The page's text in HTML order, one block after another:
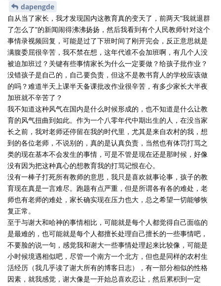
dapengde
自从当了家长，我才发现国内这教育真的变天了，前两天“我就退群
了怎么了”的新闻闹得沸沸扬扬，然后我看到有个人民教师针对这个
事情录视频回复，可能是过了下班时间了刚开完会，反正意思就是
满腹委屈很辛苦，我不禁在想，这年代谁不会加班啊，有几个人没
被迫加班过？关键有些事情家长为什么一定要做？给孩子批作业？
没错孩子是自己的，自己要负责，但这不是教书育人的学校应该做
的吗？难道半天上课半天备课批改作业很辛苦，有多少家长大半夜
加班就不辛苦了？
我不知道这种风气在国内是什么时候形成的，也不知道是什么让教
育的风气扭曲到如此。作为一个八零年代中期出生的人，在没当家
长之前，我对老师还停留在我的时代里，尤其是来自农村的我，想
到的各位老师，不说别的，真的是认真负责，当然也有体罚打骂之
类的现在基本不会发生的事情，可是不管是现在还是那时候，好像
没有因为把这种真心的想教育我的打骂记恨在心。
没有一棒子打死所有教师的意思，我只是喜欢就事论事，孩子的教
育现在真是一言难尽。跑题有点严重，但是所谓各有各的难处，老
师也有老师的难处，家长确实现在压力也大，总之希望一切能够恢
复正常。
至于与谢大和哈神的事情相比，可能就是每个人都觉得自己面临的
是最难的，也可能就是每个人都擅长处理自己擅长的一些事情吧，
不要脸的说一句，感觉我和谢大一些事情处理起来比较像，可能是
小时候境遇相似吧，尽管一个南方一个北方，但也是同样的农村生
活经历（我几乎读了谢大所有的博客日志），有一部分相似的性格
因素，就我感觉，谢大像是一开始总喜欢忍让，然后累积到一定